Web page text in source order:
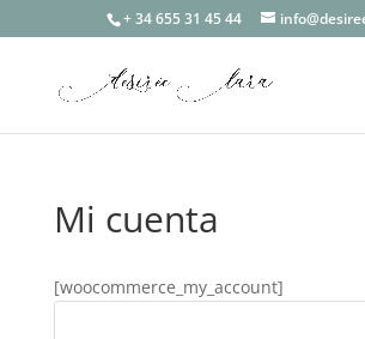
+ 34 655 31 45 44
Mi cuenta
[woocommerce_my_account]